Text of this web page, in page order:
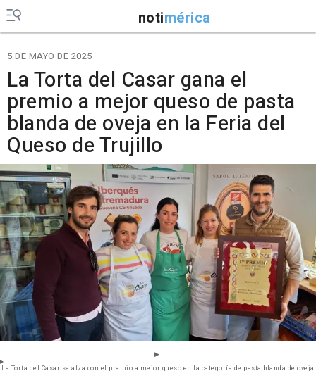
notimérica
5 DE MAYO DE 2025
La Torta del Casar gana el
premio a mejor queso de pasta
blanda de oveja en la Feria del
Queso de Trujillo
La Torta del Casar se alza con el premio a mejor queso en la categoría de pasta blanda de oveja